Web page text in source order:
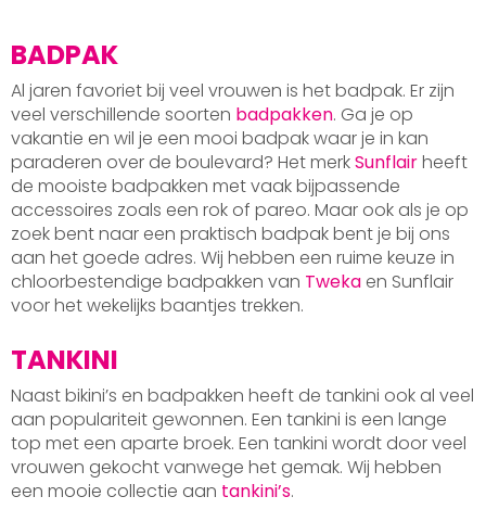
BADPAK
Al jaren favoriet bij veel vrouwen is het badpak. Er zijn
veel verschillende soorten badpakken. Ga je op
vakantie en wil je een mooi badpak waar je in kan
paraderen over de boulevard? Het merkSunflairheeft
de mooiste badpakken met vaak bijpassende
accessoires zoals een rok of pareo. Maar ook als je op
zoek bent naar een praktisch badpak bent je bij ons
aan het goede adres. Wij hebben een ruime keuze in
chloorbestendige badpakken van Tweka en Sunflair
voor het wekelijks baantjes trekken.
TANKINI
Naast bikini’s en badpakken heeft de tankini ook al veel
aan populariteit gewonnen. Een tankini is een lange
top met een aparte broek. Een tankini wordt door veel
vrouwen gekocht vanwege het gemak. Wij hebben
een mooie collectie aan tankini’s.